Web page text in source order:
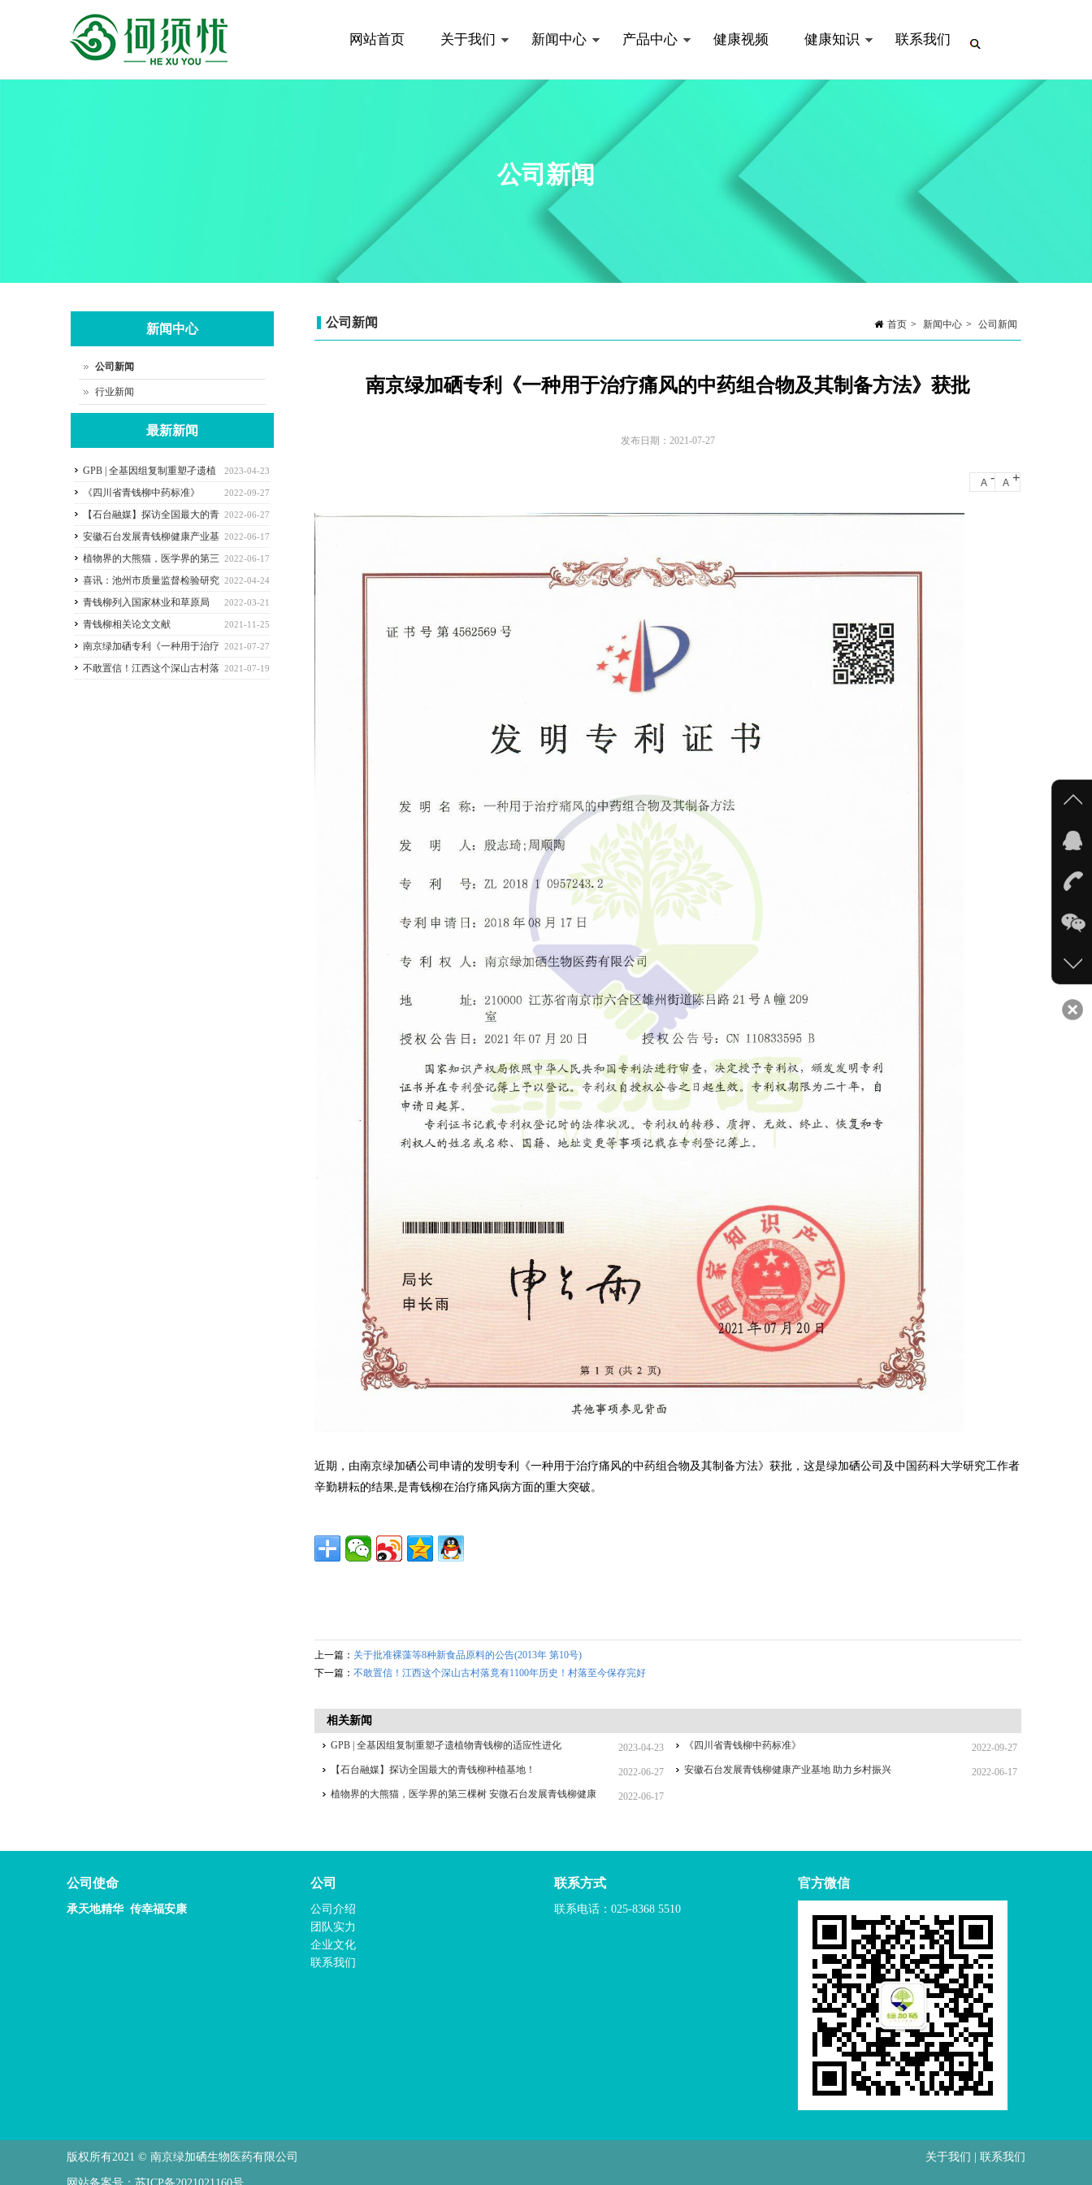
网站首页 关于我们 新闻中心 产品中心 健康视频 健康知识 联系我们
公司新闻
首页 > 新闻中心 > 公司新闻
公司新闻
南京绿加硒专利《一种用于治疗痛风的中药组合物及其制备方法》获批
发布日期：2021-07-27
A - A +
近期，由南京绿加硒公司申请的发明专利《一种用于治疗痛风的中药组合物及其制备方法》获批，这是绿加硒公司及中国药科大学研究工作者
辛勤耕耘的结果,是青钱柳在治疗痛风病方面的重大突破。
上一篇： 关于批准裸藻等8种新食品原料的公告(2013年 第10号)
下一篇： 不敢置信！江西这个深山古村落竟有1100年历史！村落至今保存完好
相关新闻
2023-04-23
GPB | 全基因组复制重塑孑遗植物青钱柳的适应性进化 2022-09-27
《四川省青钱柳中药标准》
2022-06-27
【石台融媒】探访全国最大的青钱柳种植基地！ 2022-06-17
安徽石台发展青钱柳健康产业基地 助力乡村振兴
2022-06-17
植物界的大熊猫，医学界的第三棵树 安微石台发展青钱柳健康
新闻中心
公司新闻
行业新闻
最新新闻
2023-04-23
GPB | 全基因组复制重塑孑遗植
物青钱柳的适应性进化
2022-09-27
《四川省青钱柳中药标准》
2022-06-27
【石台融媒】探访全国最大的青
钱柳种植基地！
2022-06-17
安徽石台发展青钱柳健康产业基
地 助力乡村振兴
2022-06-17
植物界的大熊猫，医学界的第三
棵树 安微石台发展青钱柳健康产业基地助
力乡村振兴
2022-04-24
喜讯：池州市质量监督检验研究
院青钱柳科研合作研发基地挂牌成立！
2022-03-21
青钱柳列入国家林业和草原局
《林草中药材产业发展指南》
2021-11-25
青钱柳相关论文文献
2021-07-27
南京绿加硒专利《一种用于治疗
痛风的中药组合物及其制备方法》获批
2021-07-19
不敢置信！江西这个深山古村落
公司使命
承天地精华 传幸福安康
公司
公司介绍
团队实力
企业文化
联系我们
联系方式
联系电话：025-8368 5510
官方微信
版权所有2021 © 南京绿加硒生物医药有限公司 关于我们 联系我们